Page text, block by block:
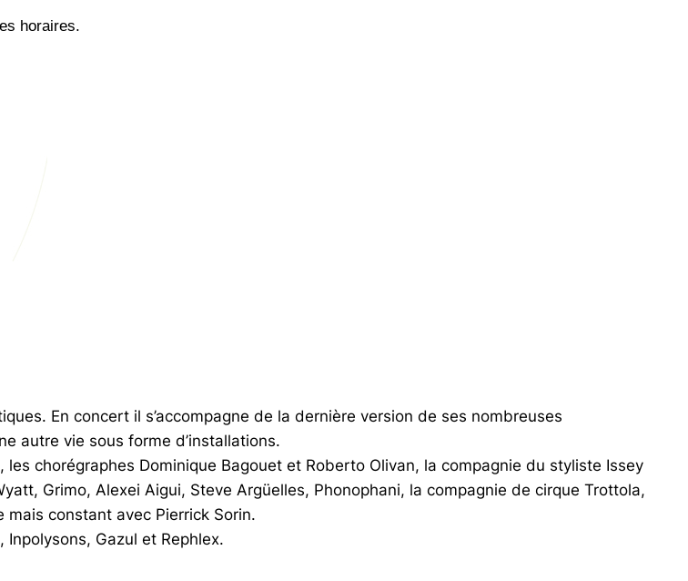
horaires.
En concert il s’accompagne de la dernière version de ses nombreuses
autre vie sous forme d’installations.
chorégraphes Dominique Bagouet et Roberto Olivan, la compagnie du styliste Issey
Grimo, Alexei Aigui, Steve Argüelles, Phonophani, la compagnie de cirque Trottola,
constant avec Pierrick Sorin.
Gazul et Rephlex.